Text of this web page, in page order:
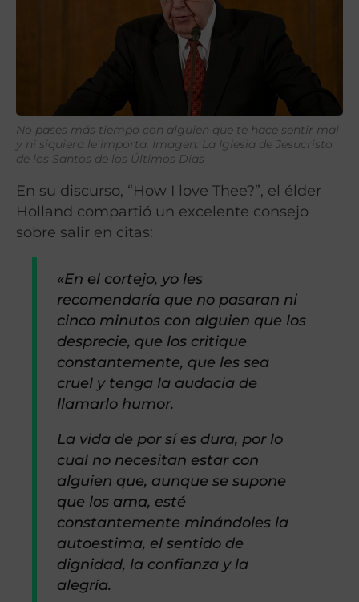
No pases más tiempo con alguien que te hace sentir mal
y ni siquiera le importa. Imagen: La Iglesia de Jesucristo
de los Santos de los Últimos Días
En su discurso, “How I love Thee?”, el élder
Holland compartió un excelente consejo
sobre salir en citas:
«En el cortejo, yo les
recomendaría que no pasaran ni
cinco minutos con alguien que los
desprecie, que los critique
constantemente, que les sea
cruel y tenga la audacia de
llamarlo humor.
La vida de por sí es dura, por lo
cual no necesitan estar con
alguien que, aunque se supone
que los ama, esté
constantemente minándoles la
autoestima, el sentido de
dignidad, la confianza y la
alegría.